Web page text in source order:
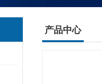
产品中心